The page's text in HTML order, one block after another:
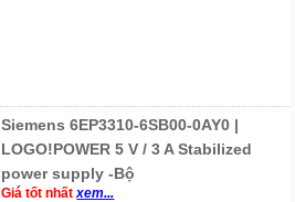
Siemens 6EP3310-6SB00-0AY0 |
LOGO!POWER 5 V / 3 A Stabilized
power supply -Bộ
Giá tốt nhấtxem...